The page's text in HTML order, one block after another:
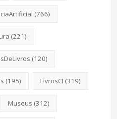
(766)
(221)
(120)
(195) LivrosCI (319)
Museus (312)